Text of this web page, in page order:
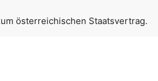
österreichischen Staatsvertrag.